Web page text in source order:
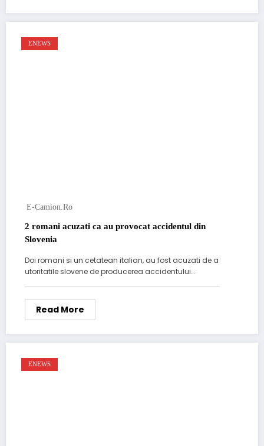
ENEWS
E-Camion.ro
2 romani acuzati ca au provocat accidentul din
Slovenia
Doi romani si un cetatean italian, au fost acuzati de a
utoritatile slovene de producerea accidentului…
Read More
ENEWS